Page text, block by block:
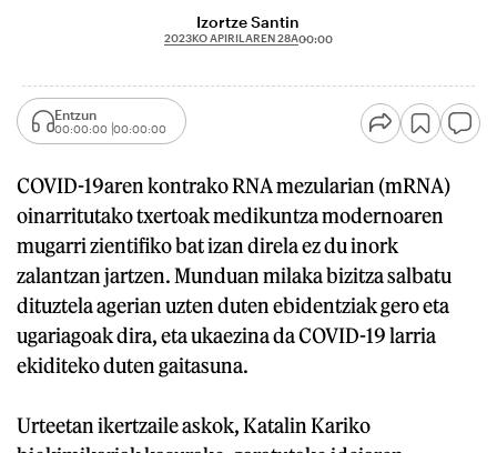
Izortze Santin
2023KO APIRILAREN 28A00:00
Entzun
00:00:00 00:00:00
COVID-19aren kontrako RNA mezularian (mRNA)
oinarritutako txertoak medikuntza modernoaren
mugarri zientifiko bat izan direla ez du inork
zalantzan jartzen. Munduan milaka bizitza salbatu
dituztela agerian uzten duten ebidentziak gero eta
ugariagoak dira, eta ukaezina da COVID-19 larria
ekiditeko duten gaitasuna.
Urteetan ikertzaile askok, Katalin Kariko